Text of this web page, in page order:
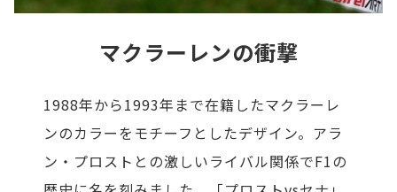
マクラーレンの衝撃
1988年から1993年まで在籍したマクラーレ
ンのカラーをモチーフとしたデザイン。アラ
ン・プロストとの激しいライバル関係でF1の